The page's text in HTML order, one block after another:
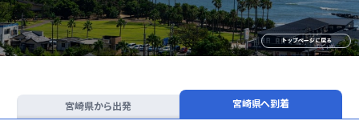
トップページに戻る
宮崎県から出発 宮崎県へ到着